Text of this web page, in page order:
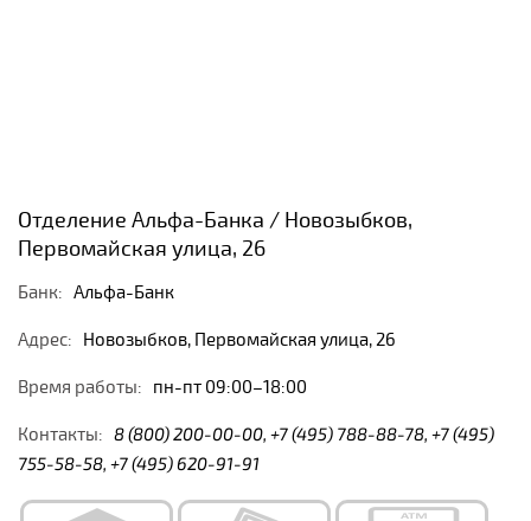
Отделение Альфа-Банка / Новозыбков,
Первомайская улица, 26
Банк: Альфа-Банк
Адрес: Новозыбков, Первомайская улица, 26
Время работы: пн-пт 09:00–18:00
Контакты: 8 (800) 200-00-00, +7 (495) 788-88-78, +7 (495)
755-58-58, +7 (495) 620-91-91